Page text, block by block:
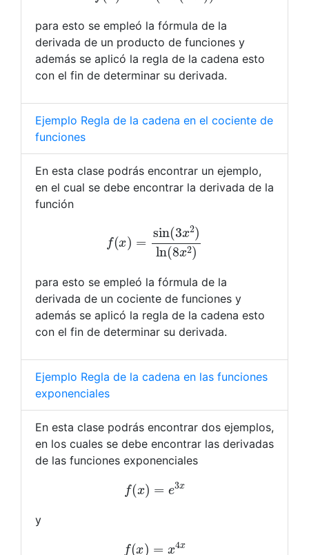
para esto se empleó la fórmula de la
derivada de un producto de funciones y
además se aplicó la regla de la cadena esto
con el fin de determinar su derivada.
Ejemplo Regla de la cadena en el cociente de
funciones
En esta clase podrás encontrar un ejemplo,
en el cual se debe encontrar la derivada de la
función
x2)ln(8
para esto se empleó la fórmula de la
derivada de un cociente de funciones y
además se aplicó la regla de la cadena esto
con el fin de determinar su derivada.
Ejemplo Regla de la cadena en las funciones
exponenciales
En esta clase podrás encontrar dos ejemplos,
en los cuales se debe encontrar las derivadas
de las funciones exponenciales
f(x ) 3x
y
f( ) x